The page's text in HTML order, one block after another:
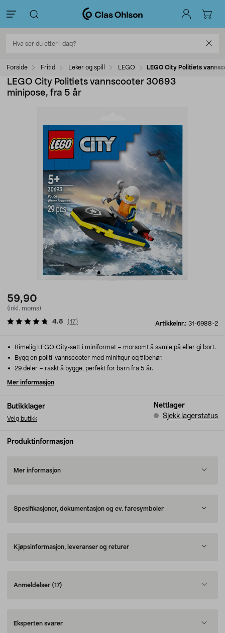
Forside Fritid Leker og spill LEGO LEGO City Politiets
LEGO City Politiets vannscooter 30693
minipose, fra 5 år
59,90
(inkl. moms)
Artikkelnr.: 31-6988-2
4.8 (17)
Butikklager
Velg butikk
Nettlager
Sjekk lagerstatus
Rimelig LEGO City-sett i miniformat – morsomt å samle på eller gi bort.
Bygg en politi-vannscooter med minifigur og tilbehør.
29 deler – raskt å bygge, perfekt for barn fra 5 år.
Mer informasjon
Produktinformasjon
Mer informasjon
Spesifikasjoner, dokumentasjon og ev. faresymboler
Kjøpsinformasjon, leveranser og returer
Anmeldelser (17)
Eksperten svarer